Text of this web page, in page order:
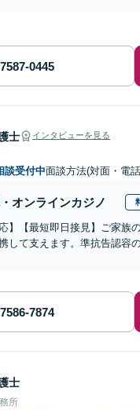
士 インタビューを見る
談受付中面談方法(対面・電
オンラインカジノ
応】【最短即日接見】ご家
して支えます。準抗告認容
士
所